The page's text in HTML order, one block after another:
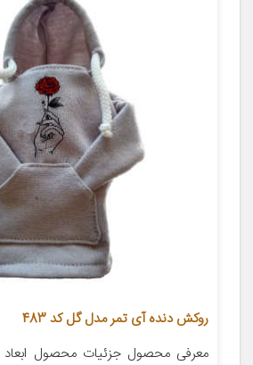
روکش دنده آی تمر مدل گل کد 483